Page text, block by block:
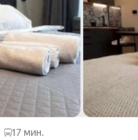
17 мин.